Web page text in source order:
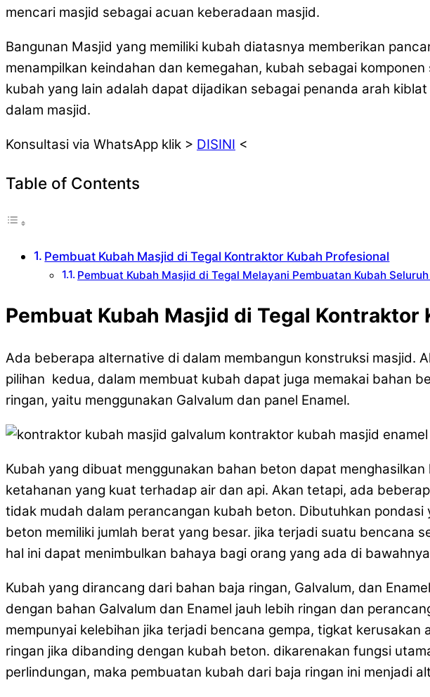
mencari masjid sebagai acuan keberadaan masjid.
Bangunan Masjid yang memiliki kubah diatasnya memberikan
menampilkan keindahan dan kemegahan, kubah sebagai
kubah yang lain adalah dapat dijadikan sebagai penanda arah
dalam masjid.
Konsultasi via WhatsApp klik > DISINI <
Table of Contents
Pembuat Kubah Masjid di Tegal Kontraktor Kubah Profesional
Pembuat Kubah Masjid di Tegal Melayani Pembuatan Kubah
Pembuat Kubah Masjid di Tegal Kontraktor
Ada beberapa alternative di dalam membangun konstruksi masjid.
pilihan kedua, dalam membuat kubah dapat juga memakai bahan
ringan, yaitu menggunakan Galvalum dan panel Enamel.
Kubah yang dibuat menggunakan bahan beton dapat
ketahanan yang kuat terhadap air dan api. Akan tetapi, ada
tidak mudah dalam perancangan kubah beton. Dibutuhkan
beton memiliki jumlah berat yang besar. jika terjadi suatu bencana
hal ini dapat menimbulkan bahaya bagi orang yang ada di
Kubah yang dirancang dari bahan baja ringan, Galvalum, dan
dengan bahan Galvalum dan Enamel jauh lebih ringan dan
mempunyai kelebihan jika terjadi bencana gempa, tigkat
ringan jika dibanding dengan kubah beton. dikarenakan fungsi
perlindungan, maka pembuatan kubah dari baja ringan ini menjadi